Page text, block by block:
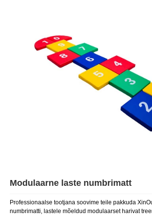
Modulaarne laste numbrimatt
Professionaalse tootjana soovime teile pakkuda
numbrimatti, lastele mõeldud modulaarset harivat